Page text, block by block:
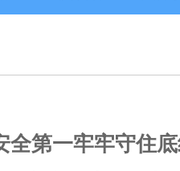
第一牢牢守住